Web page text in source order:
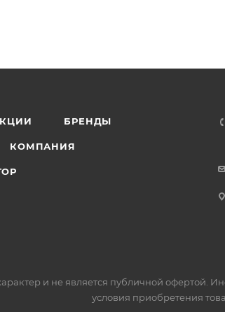
БРЕНДЫ
КОМПАНИЯ
и не является публичной офертой.
условия приобретения